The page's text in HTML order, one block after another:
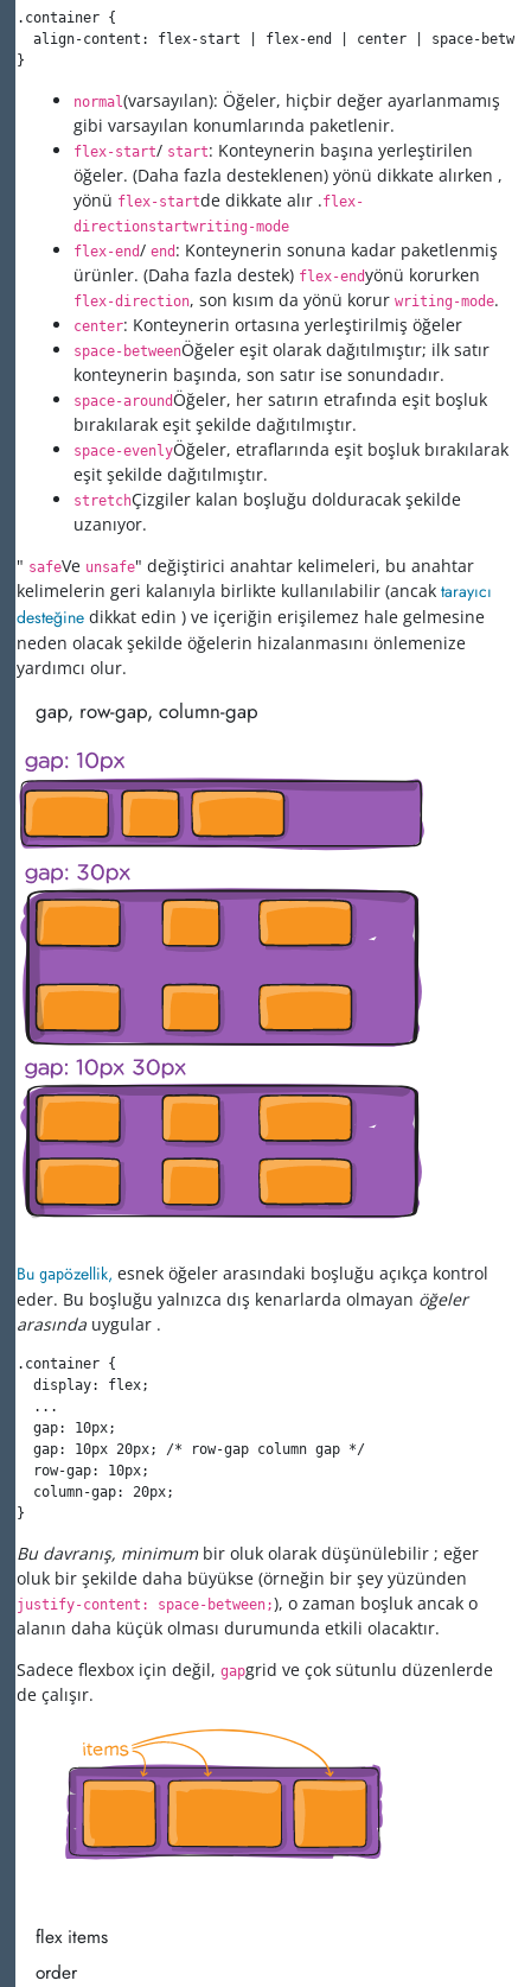
.container {
align-content: flex-start | flex-end | center | space-
}
normal(varsayılan): Öğeler, hiçbir değer ayarlanmamış
gibi varsayılan konumlarında paketlenir.
flex-start/ start: Konteynerin başına yerleştirilen
öğeler. (Daha fazla desteklenen) yönü dikkate alırken ,
yönü flex-startde dikkate alır .flex-
directionstartwriting-mode
flex-end/ end : Konteynerin sonuna kadar paketlenmiş
ürünler. (Daha fazla destek) flex-endyönü korurken
flex-direction, son kısım da yönü korur writing-mode.
center: Konteynerin ortasına yerleştirilmiş öğeler
space-betweenÖğeler eşit olarak dağıtılmıştır; ilk satır
konteynerin başında, son satır ise sonundadır.
space-aroundÖğeler, her satırın etrafında eşit boşluk
bırakılarak eşit şekilde dağıtılmıştır.
space-evenlyÖğeler, etraflarında eşit boşluk bırakılarak
eşit şekilde dağıtılmıştır.
stretchÇizgiler kalan boşluğu dolduracak şekilde
uzanıyor.
" safeVe unsafe" değiştirici anahtar kelimeleri, bu anahtar
kelimelerin geri kalanıyla birlikte kullanılabilir (ancak tarayıcı
desteğine dikkat edin ) ve içeriğin erişilemez hale gelmesine
neden olacak şekilde öğelerin hizalanmasını önlemenize
yardımcı olur.
gap, row-gap, column-gap
Bu gapözellik, esnek öğeler arasındaki boşluğu açıkça kontrol
eder. Bu boşluğu yalnızca dış kenarlarda olmayan öğeler
arasında uygular .
.container {
  display: flex;
  ...
  gap: 10px;
  gap: 10px 20px; /* row-gap column gap */
  row-gap: 10px;
  column-gap: 20px;
}
Bu davranış, minimumbir oluk olarak düşünülebilir ; eğer
oluk bir şekilde daha büyükse (örneğin bir şey yüzünden
justify-content: space-between;), o zaman boşluk ancak o
alanın daha küçük olması durumunda etkili olacaktır.
Sadece flexbox için değil, gapgrid ve çok sütunlu düzenlerde
de çalışır.
flex items
order